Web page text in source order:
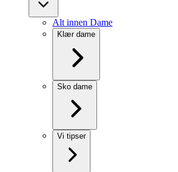
Alt innen Dame
Klær dame
Sko dame
Vi tipser